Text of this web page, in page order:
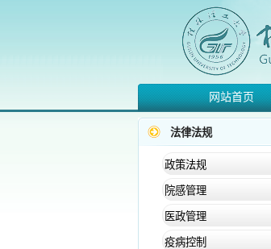
网站首页
法律法规
政策法规
院感管理
医政管理
疫病控制